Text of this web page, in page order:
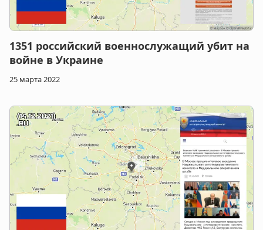
1351 российский военнослужащий убит на
войне в Украине
25 марта 2022